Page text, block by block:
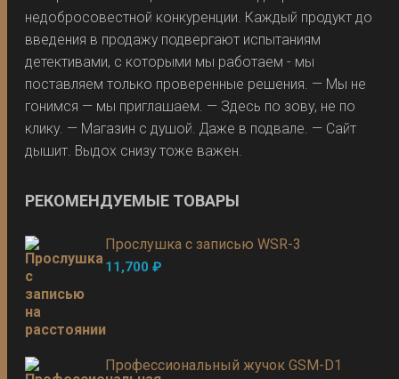
недобросовестной конкуренции. Каждый продукт до
введения в продажу подвергают испытаниям
детективами, с которыми мы работаем - мы
поставляем только проверенные решения. — Мы не
гонимся — мы приглашаем. — Здесь по зову, не по
клику. — Магазин с душой. Даже в подвале. — Сайт
дышит. Выдох снизу тоже важен.
РЕКОМЕНДУЕМЫЕ ТОВАРЫ
Прослушка с записью WSR-3
11,700₽
Профессиональный жучок GSM-D1